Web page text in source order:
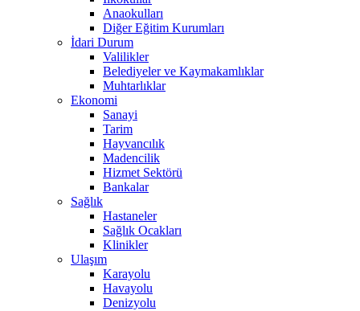
Anaokulları
Diğer Eğitim Kurumları
İdari Durum
Valilikler
Belediyeler ve Kaymakamlıklar
Muhtarlıklar
Ekonomi
Sanayi
Tarim
Hayvancılık
Madencilik
Hizmet Sektörü
Bankalar
Sağlık
Hastaneler
Sağlık Ocakları
Klinikler
Ulaşım
Karayolu
Havayolu
Denizyolu